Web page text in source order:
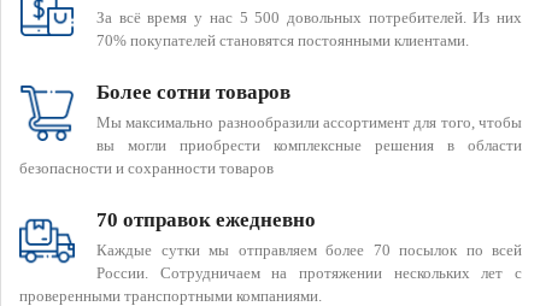
За всё время у нас 5 500 довольных потребителей. Из них
70% покупателей становятся постоянными клиентами.
Более сотни товаров
Мы максимально разнообразили ассортимент для того, чтобы
вы могли приобрести комплексные решения в области
безопасности и сохранности товаров
70 отправок ежедневно
Каждые сутки мы отправляем более 70 посылок по всей
России. Сотрудничаем на протяжении нескольких лет с
проверенными транспортными компаниями.